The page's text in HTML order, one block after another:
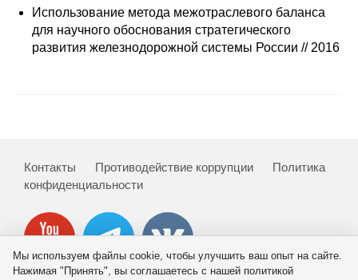
Материалы для СМИ
Проблемы прогнозирования
О журнале
Номера журналов
Использование метода межотраслевого баланса
для научного обоснования стратегического
развития железнодорожной системы России // 2016
Контакты Противодействие коррупции
Политика
конфиденциальности
Мы используем файлы cookie, чтобы улучшить ваш опыт на сайте.
Нажимая "Принять", вы соглашаетесь с нашей политикой